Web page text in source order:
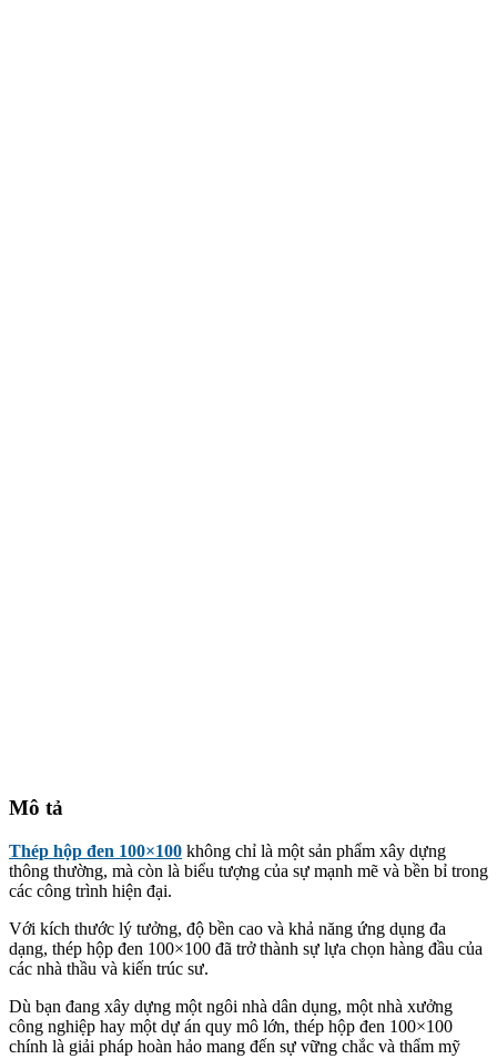
Mô tả
Thép hộp đen 100×100 không chỉ là một sản phẩm xây dựng
thông thường, mà còn là biểu tượng của sự mạnh mẽ và bền bỉ trong
các công trình hiện đại.
Với kích thước lý tưởng, độ bền cao và khả năng ứng dụng đa
dạng, thép hộp đen 100×100 đã trở thành sự lựa chọn hàng đầu của
các nhà thầu và kiến trúc sư.
Dù bạn đang xây dựng một ngôi nhà dân dụng, một nhà xưởng
công nghiệp hay một dự án quy mô lớn, thép hộp đen 100×100
chính là giải pháp hoàn hảo mang đến sự vững chắc và thẩm mỹ